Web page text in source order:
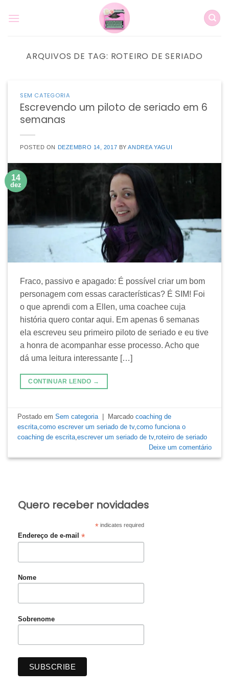
ARQUIVOS DE TAG: ROTEIRO DE SERIADO
SEM CATEGORIA
Escrevendo um piloto de seriado em 6
semanas
POSTED ON DEZEMBRO 14, 2017 BYANDREA YAGUI
14
dez
Fraco, passivo e apagado: É possível criar um bom
personagem com essas características? É SIM! Foi
o que aprendi com a Ellen, uma coachee cuja
história quero contar aqui. Em apenas 6 semanas
ela escreveu seu primeiro piloto de seriado e eu tive
a honra de acompanhar esse processo. Acho que
dá uma leitura interessante […]
CONTINUAR LENDO →
Postado emSem categoria Marcadocoaching de
escrita ,como escrever um seriado de tv,como funciona o
coaching de escrita ,escrever um seriado de tv,roteiro de seriado
Deixe um comentário
Quero receber novidades
*indicates required
Endereço de e-mail *
Nome
Sobrenome